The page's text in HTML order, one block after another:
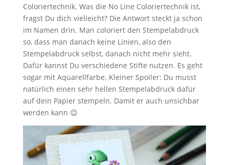
Coloriertechnik. Was die No Line Coloriertechnik ist,
fragst Du dich vielleicht? Die Antwort steckt ja schon
im Namen drin. Man coloriert den Stempelabdruck
so, dass man danach keine Linien, also den
Stempelabdruck selbst, danach nicht mehr sieht.
Dafür kannst Du verschiedene Stifte nutzen. Es geht
sogar mit Aquarellfarbe. Kleiner Spoiler: Du musst
natürlich einen sehr hellen Stempelabdruck dafür
auf dein Papier stempeln. Damit er auch unsichbar
werden kann 😉